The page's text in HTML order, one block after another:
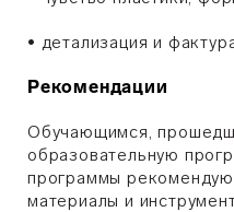
• ​детализация и
Рекомендации
Обучающимся,
образовательную
программы
материалы и